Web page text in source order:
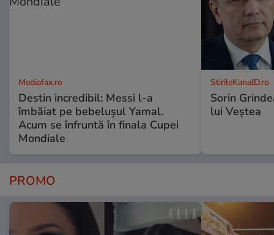
Mediafax.ro
Destin incredibil: Messi l-a
îmbăiat pe bebelușul Yamal.
Acum se înfruntă în finala Cupei
Mondiale
StirileKanalD.ro
Sorin
lui Veștea
PROMO